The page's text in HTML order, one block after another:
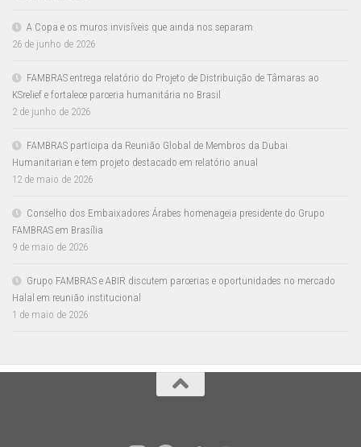
A Copa e os muros invisíveis que ainda nos separam
26 de junho de 2026
FAMBRAS entrega relatório do Projeto de Distribuição de Tâmaras ao
KSrelief e fortalece parceria humanitária no Brasil
2 de junho de 2026
FAMBRAS participa da Reunião Global de Membros da Dubai
Humanitarian e tem projeto destacado em relatório anual
12 de maio de 2026
Conselho dos Embaixadores Árabes homenageia presidente do Grupo
FAMBRAS em Brasília
9 de maio de 2026
Grupo FAMBRAS e ABIR discutem parcerias e oportunidades no mercado
Halal em reunião institucional
1 de maio de 2026